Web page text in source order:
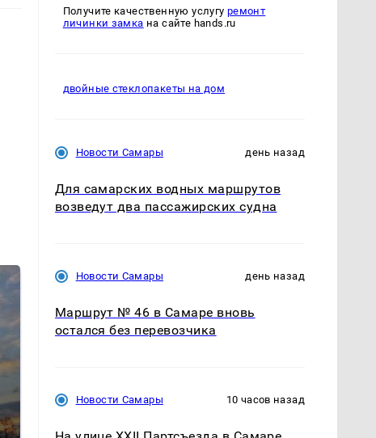
В магазинах России
Получите качественную услугу ремонт
личинки замка на сайте hands.ru
двойные стеклопакеты на дом
Новости Самары день назад
Для самарских водных маршрутов
возведут два пассажирских судна
Новости Самары день назад
Маршрут № 46 в Самаре вновь
остался без перевозчика
Новости Самары 10 часов назад